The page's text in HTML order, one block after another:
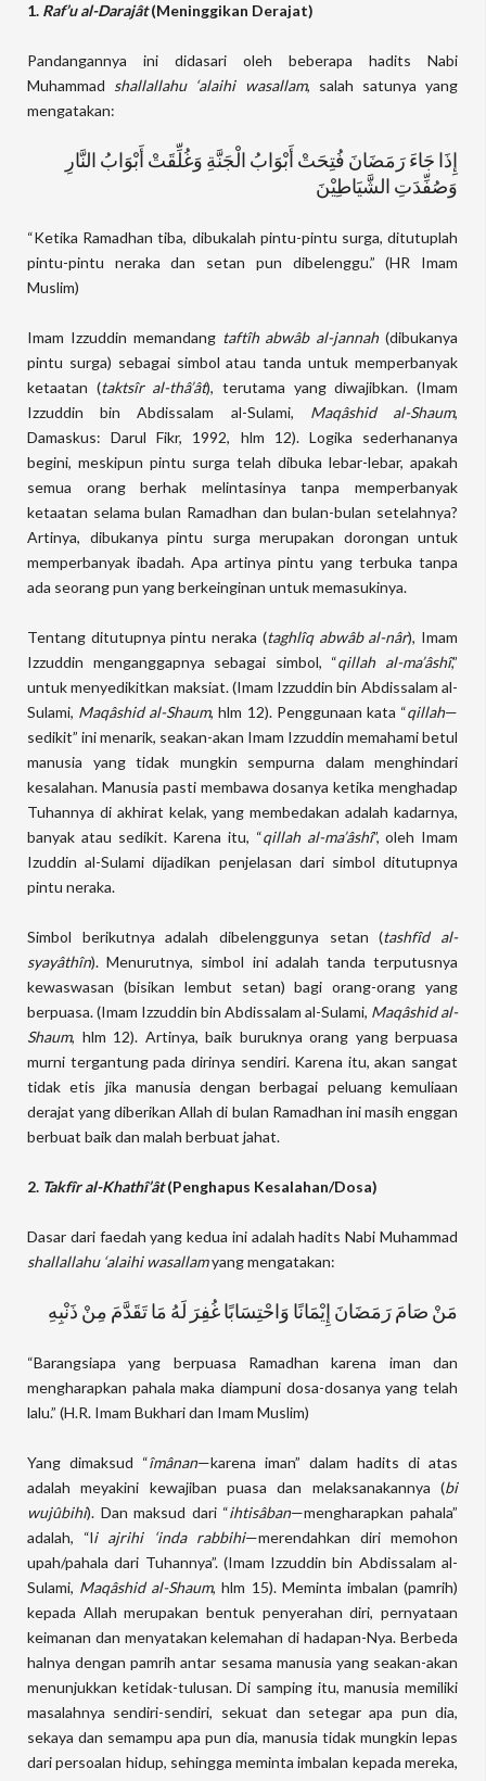
1. Raf’u al-Darajât(Meninggikan Derajat)
Pandangannya ini didasari oleh beberapa hadits Nabi
Muhammad shallallahu ‘alaihi wasallam, salah satunya yang
mengatakan:
إِذَا جَاءَ رَمَضَانَ فُتِحَتْ أَبْوَابُ الْجَنَّةِ وَغُلِّقَتْ أَبْوَابُ النَّارِ
وَصُفِّدَتِ الشَّيَاطِيْنَ
“Ketika Ramadhan tiba, dibukalah pintu-pintu surga, ditutuplah
pintu-pintu neraka dan setan pun dibelenggu.” (HR Imam
Muslim)
Imam Izzuddin memandang taftîh abwâb al-jannah (dibukanya
pintu surga) sebagai simbol atau tanda untuk memperbanyak
ketaatan (taktsîr al-thâ’ât), terutama yang diwajibkan. (Imam
Izzuddin bin Abdissalam al-Sulami, Maqâshid al-Shaum,
Damaskus: Darul Fikr, 1992, hlm 12). Logika sederhananya
begini, meskipun pintu surga telah dibuka lebar-lebar, apakah
semua orang berhak melintasinya tanpa memperbanyak
ketaatan selama bulan Ramadhan dan bulan-bulan setelahnya?
Artinya, dibukanya pintu surga merupakan dorongan untuk
memperbanyak ibadah. Apa artinya pintu yang terbuka tanpa
ada seorang pun yang berkeinginan untuk memasukinya.
Tentang ditutupnya pintu neraka (taghlîq abwâb al-nâr), Imam
Izzuddin menganggapnya sebagai simbol, “qillah al-ma’âshî,”
untuk menyedikitkan maksiat. (Imam Izzuddin bin Abdissalam al-
Sulami, Maqâshid al-Shaum, hlm 12). Penggunaan kata “qillah—
sedikit” ini menarik, seakan-akan Imam Izzuddin memahami betul
manusia yang tidak mungkin sempurna dalam menghindari
kesalahan. Manusia pasti membawa dosanya ketika menghadap
Tuhannya di akhirat kelak, yang membedakan adalah kadarnya,
banyak atau sedikit. Karena itu, “qillah al-ma’âshî”, oleh Imam
Izuddin al-Sulami dijadikan penjelasan dari simbol ditutupnya
pintu neraka.
Simbol berikutnya adalah dibelenggunya setan (tashfîd al-
syayâthîn). Menurutnya, simbol ini adalah tanda terputusnya
kewaswasan (bisikan lembut setan) bagi orang-orang yang
berpuasa. (Imam Izzuddin bin Abdissalam al-Sulami, Maqâshid al-
Shaum, hlm 12). Artinya, baik buruknya orang yang berpuasa
murni tergantung pada dirinya sendiri. Karena itu, akan sangat
tidak etis jika manusia dengan berbagai peluang kemuliaan
derajat yang diberikan Allah di bulan Ramadhan ini masih enggan
berbuat baik dan malah berbuat jahat.
2. Takfîr al-Khathî’ât(Penghapus Kesalahan/Dosa)
Dasar dari faedah yang kedua ini adalah hadits Nabi Muhammad
shallallahu ‘alaihi wasallamyang mengatakan:
مَنْ صَامَ رَمَضَانَ إِيْمَانًا وَاحْتِسَابًا غُفِرَ لَهُ مَا تَقَدَّمَ مِنْ ذَنْبِهِ
“Barangsiapa yang berpuasa Ramadhan karena iman dan
mengharapkan pahala maka diampuni dosa-dosanya yang telah
lalu.” (H.R. Imam Bukhari dan Imam Muslim)
Yang dimaksud “îmânan—karena iman” dalam hadits di atas
adalah meyakini kewajiban puasa dan melaksanakannya (bi
wujûbihi). Dan maksud dari “ihtisâban—mengharapkan pahala”
adalah, “li ajrihi ‘inda rabbihi—merendahkan diri memohon
upah/pahala dari Tuhannya”. (Imam Izzuddin bin Abdissalam al-
Sulami, Maqâshid al-Shaum, hlm 15). Meminta imbalan (pamrih)
kepada Allah merupakan bentuk penyerahan diri, pernyataan
keimanan dan menyatakan kelemahan di hadapan-Nya. Berbeda
halnya dengan pamrih antar sesama manusia yang seakan-akan
menunjukkan ketidak-tulusan. Di samping itu, manusia memiliki
masalahnya sendiri-sendiri, sekuat dan setegar apa pun dia,
sekaya dan semampu apa pun dia, manusia tidak mungkin lepas
dari persoalan hidup, sehingga meminta imbalan kepada mereka,